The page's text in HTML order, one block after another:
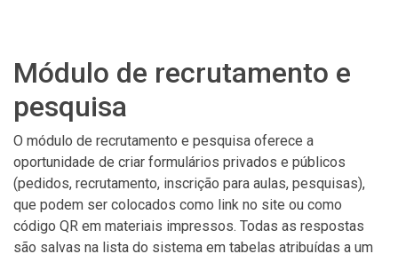
Módulo de recrutamento e
pesquisa
O módulo de recrutamento e pesquisa oferece a
oportunidade de criar formulários privados e públicos
(pedidos, recrutamento, inscrição para aulas, pesquisas),
que podem ser colocados como link no site ou como
código QR em materiais impressos. Todas as respostas
são salvas na lista do sistema em tabelas atribuídas a um